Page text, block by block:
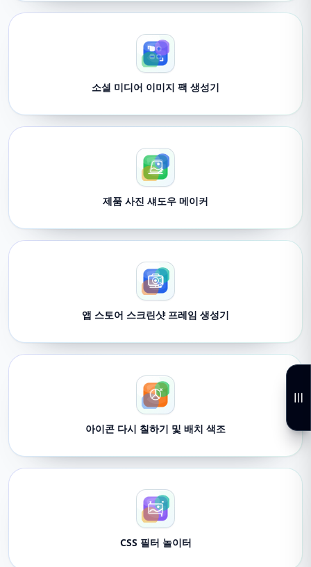
소셜 미디어 이미지 팩 생성기
제품 사진 섀도우 메이커
앱 스토어 스크린샷 프레임 생성기
아이콘 다시 칠하기 및 배치 색조
CSS 필터 놀이터